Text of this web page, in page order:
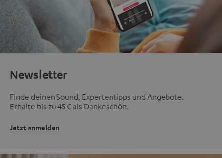
Newsletter
Finde deinen Sound, Expertentipps und Angebote.
Erhalte bis zu 45 € als Dankeschön.
Jetzt anmelden